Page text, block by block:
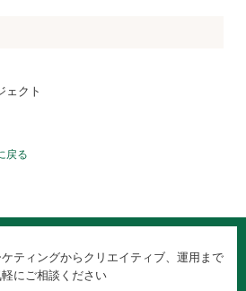
ェクト
戻る
ケティングからクリエイティブ、運用まで
軽にご相談ください